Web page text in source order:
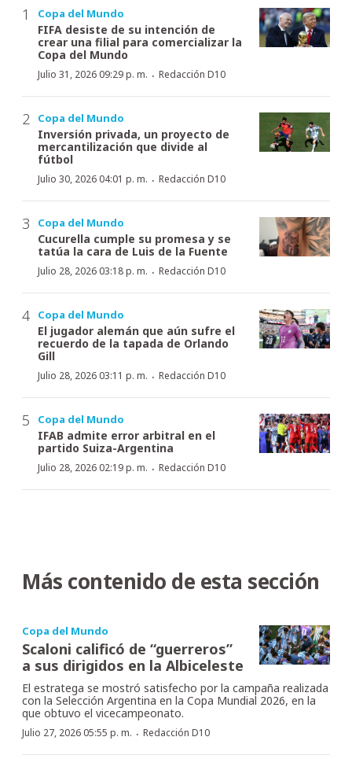
Copa del Mundo
FIFA desiste de su intención de
crear una filial para comercializar la
Copa del Mundo
Julio 31, 2026 09:29 p. m. · Redacción D10
Copa del Mundo
Inversión privada, un proyecto de
mercantilización que divide al
fútbol
Julio 30, 2026 04:01 p. m. · Redacción D10
Copa del Mundo
Cucurella cumple su promesa y se
tatúa la cara de Luis de la Fuente
Julio 28, 2026 03:18 p. m. · Redacción D10
Copa del Mundo
El jugador alemán que aún sufre el
recuerdo de la tapada de Orlando
Gill
Julio 28, 2026 03:11 p. m. · Redacción D10
Copa del Mundo
IFAB admite error arbitral en el
partido Suiza-Argentina
Julio 28, 2026 02:19 p. m. · Redacción D10
Más contenido de esta sección
Copa del Mundo
Scaloni calificó de “guerreros”
a sus dirigidos en la Albiceleste
El estratega se mostró satisfecho por la campaña realizada
con la Selección Argentina en la Copa Mundial 2026, en la
que obtuvo el vicecampeonato.
Julio 27, 2026 05:55 p. m. · Redacción D10